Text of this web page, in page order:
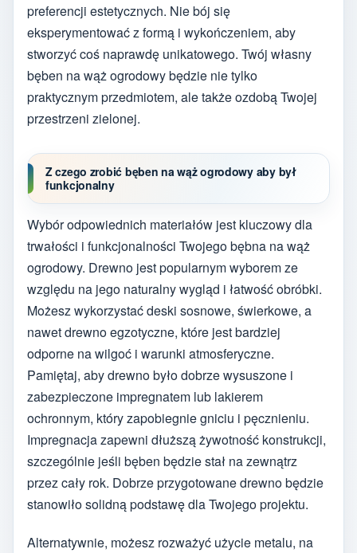
preferencji estetycznych. Nie bój się
eksperymentować z formą i wykończeniem, aby
stworzyć coś naprawdę unikatowego. Twój własny
bęben na wąż ogrodowy będzie nie tylko
praktycznym przedmiotem, ale także ozdobą Twojej
przestrzeni zielonej.
Z czego zrobić bęben na wąż ogrodowy aby był
funkcjonalny
Wybór odpowiednich materiałów jest kluczowy dla
trwałości i funkcjonalności Twojego bębna na wąż
ogrodowy. Drewno jest popularnym wyborem ze
względu na jego naturalny wygląd i łatwość obróbki.
Możesz wykorzystać deski sosnowe, świerkowe, a
nawet drewno egzotyczne, które jest bardziej
odporne na wilgoć i warunki atmosferyczne.
Pamiętaj, aby drewno było dobrze wysuszone i
zabezpieczone impregnatem lub lakierem
ochronnym, który zapobiegnie gniciu i pęcznieniu.
Impregnacja zapewni dłuższą żywotność konstrukcji,
szczególnie jeśli bęben będzie stał na zewnątrz
przez cały rok. Dobrze przygotowane drewno będzie
stanowiło solidną podstawę dla Twojego projektu.
Alternatywnie, możesz rozważyć użycie metalu, na